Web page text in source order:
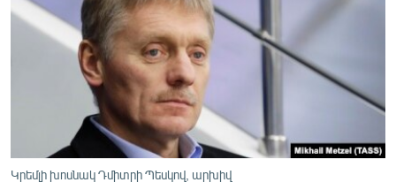
ՄԻՋԱԶԳԱՅԻՆ
ՄՇԱԿՈՒՅԹ
ՄԵԿՆԱԲԱՆՈՒԹՅՈՒՆ
ՏՏ ԵՒ ԻՆՏԵՐՆԵՏ
Կրեմլի խոսնակ Դմիտրի Պեսկով, արխիվ